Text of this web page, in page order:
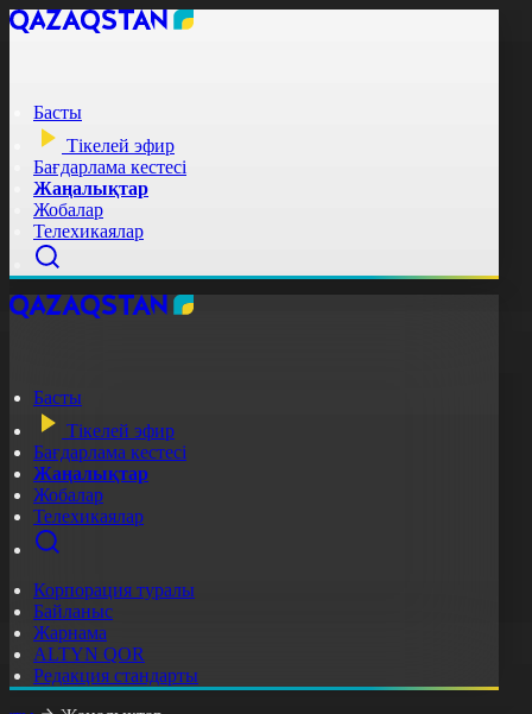
Басты
Тікелей эфир
Бағдарлама кестесі
Жаңалықтар
Жобалар
Телехикаялар
Басты
Тікелей эфир
Бағдарлама кестесі
Жаңалықтар
Жобалар
Телехикаялар
Корпорация туралы
Байланыс
Жарнама
ALTYN QOR
Редакция стандарты